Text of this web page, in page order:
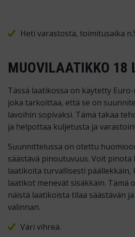
Heti varastosta, toimitusaika
MUOVILAATIKKO 18
Tässä laatikossa on käytetty
joka tarkoittaa, että se on
lavoihin sopivaksi. Tämä takaa
ja helpottaa kuljetusta ja
Suunnittelussa on otettu
säästävä pinoutuvuus. Voit
laatikoita turvallisesti päällekkäin,
laatikot menevät sisäkkäin. Tämä
näistä laatikoista tilaa säästävän
valinnan.
Väri vihreä.